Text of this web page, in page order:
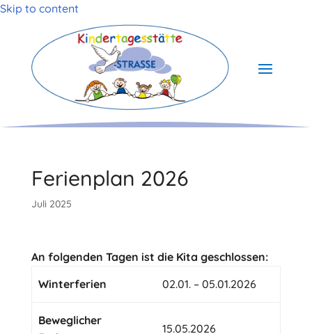
Skip to content
Ferienplan 2026
Juli 2025
An folgenden Tagen ist die Kita geschlossen:
Winterferien
02.01. – 05.01.2026
Beweglicher
15.05.2026